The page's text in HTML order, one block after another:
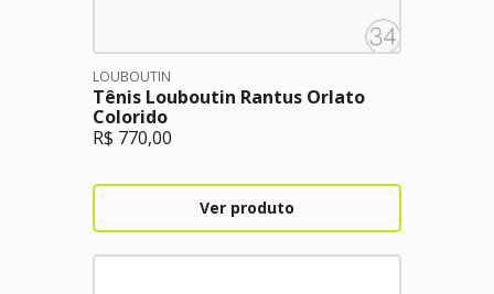
LOUBOUTIN
Tênis Louboutin Rantus Orlato
Colorido
R$ 770,00
Ver produto